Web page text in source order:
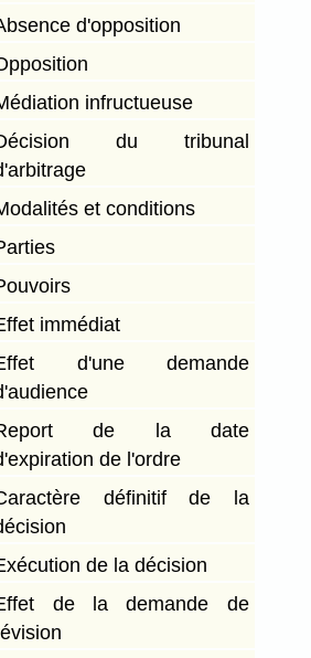
d'opposition
infructueuse
du tribunal
et conditions
immédiat
d'une demande
de la date
de l'ordre
définitif de la
de la décision
de la demande de